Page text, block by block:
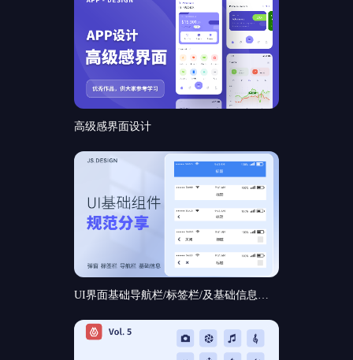
高级感界面设计
UI界面基础导航栏/标签栏/及基础信息和基础弹窗组件规范分享